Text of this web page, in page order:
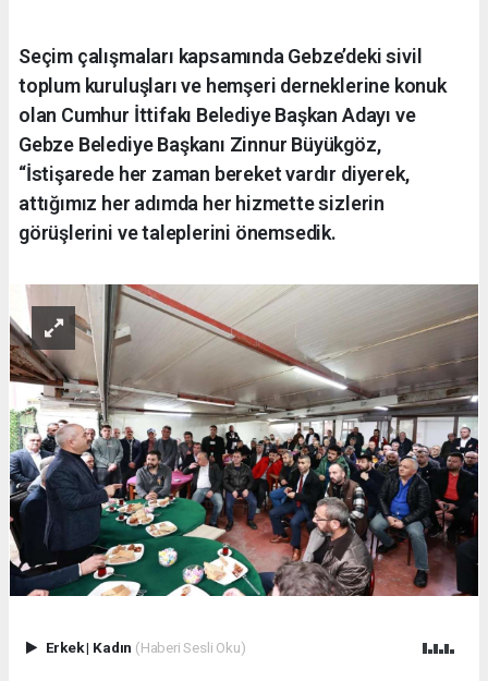
Seçim çalışmaları kapsamında Gebze’deki sivil
toplum kuruluşları ve hemşeri derneklerine konuk
olan Cumhur İttifakı Belediye Başkan Adayı ve
Gebze Belediye Başkanı Zinnur Büyükgöz,
“İstişarede her zaman bereket vardır diyerek,
attığımız her adımda her hizmette sizlerin
görüşlerini ve taleplerini önemsedik.
Erkek| Kadın (Haberi Sesli Oku)